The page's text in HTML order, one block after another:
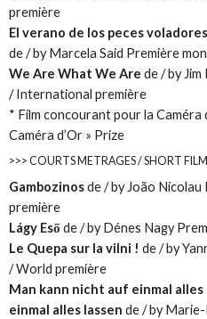
première
El verano de los peces
de / by Marcela Said Première
We Are What We Are de / by
/ International première
* Film concourant pour la Caméra
Caméra d’Or » Prize
>>> COURTS METRAGES / SHORT
Gambozinosde / by João
première
Lágy Eső de / by Dénes Nagy
Le Quepa sur la vilni ! de / by
/ World première
Man kann nicht auf einmal alles
einmal alles lassen de / by Marie-